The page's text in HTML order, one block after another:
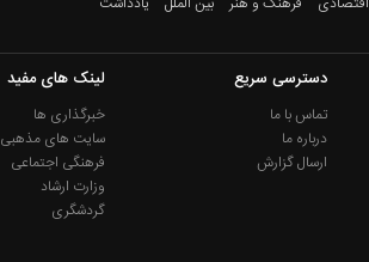
دسترسی سریع
تماس با ما
درباره ما
ارسال گزارش
لینک های مفید
خبرگذاری ها
سایت های مذهبی
فرهنگی اجتماعی
وزارت ارشاد
گردشگری